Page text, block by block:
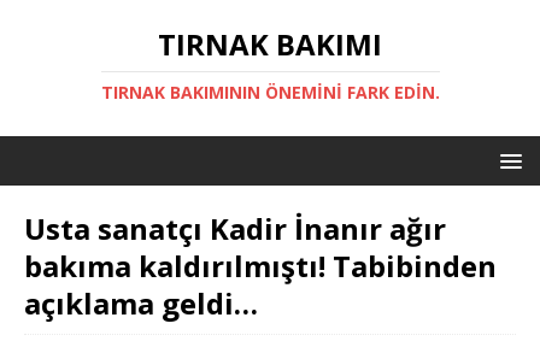
TIRNAK BAKIMI
TIRNAK BAKIMININ ÖNEMINI FARK EDIN.
Usta sanatçı Kadir İnanır ağır
bakıma kaldırılmıştı! Tabibinden
açıklama geldi…